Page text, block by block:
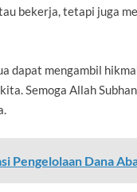
bekerja, tetapi juga
dapat mengambil
Semoga Allah
Pengelolaan Dana